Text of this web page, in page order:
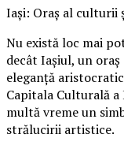
Iași: Oraș al
Nu există loc mai
decât Iașiul, un
eleganță
Capitala Culturală a
multă vreme un
strălucirii artistice.